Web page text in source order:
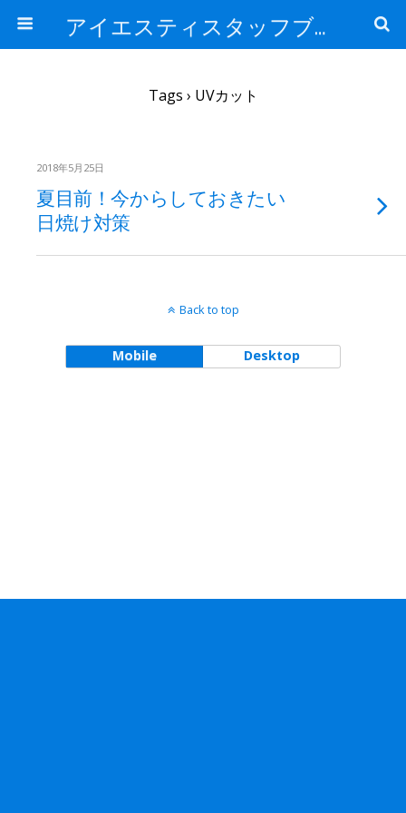
アイエスティスタッフブログ
Tags › UVカット
2018年5月25日
夏目前！今からしておきたい
日焼け対策
Back to top
Mobile Desktop